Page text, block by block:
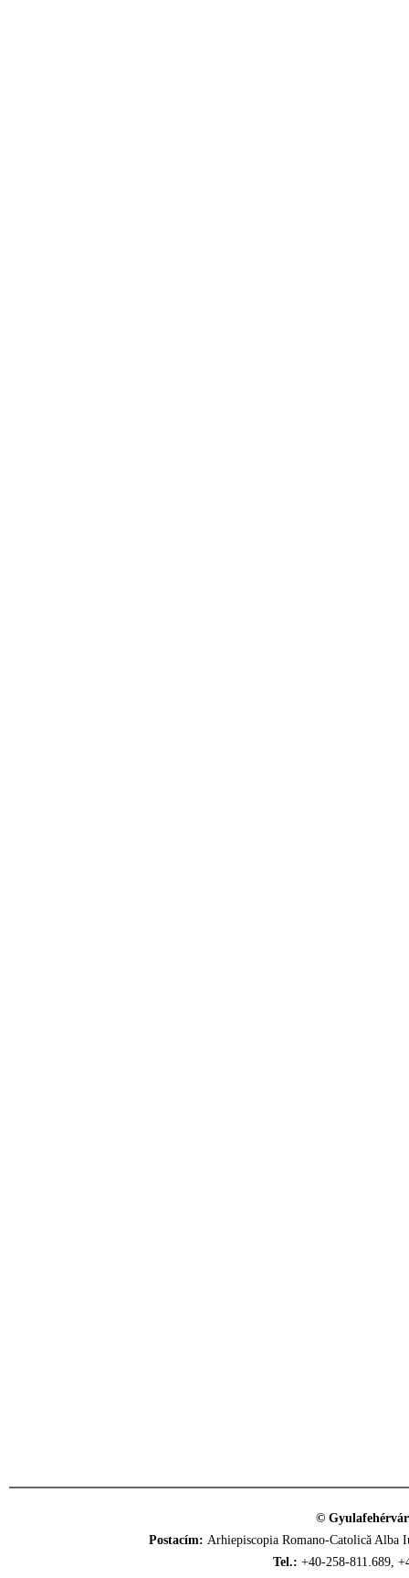
©
Postacím: Arhiepiscopia Romano-Catolică
Tel.: +40-258-811.689,